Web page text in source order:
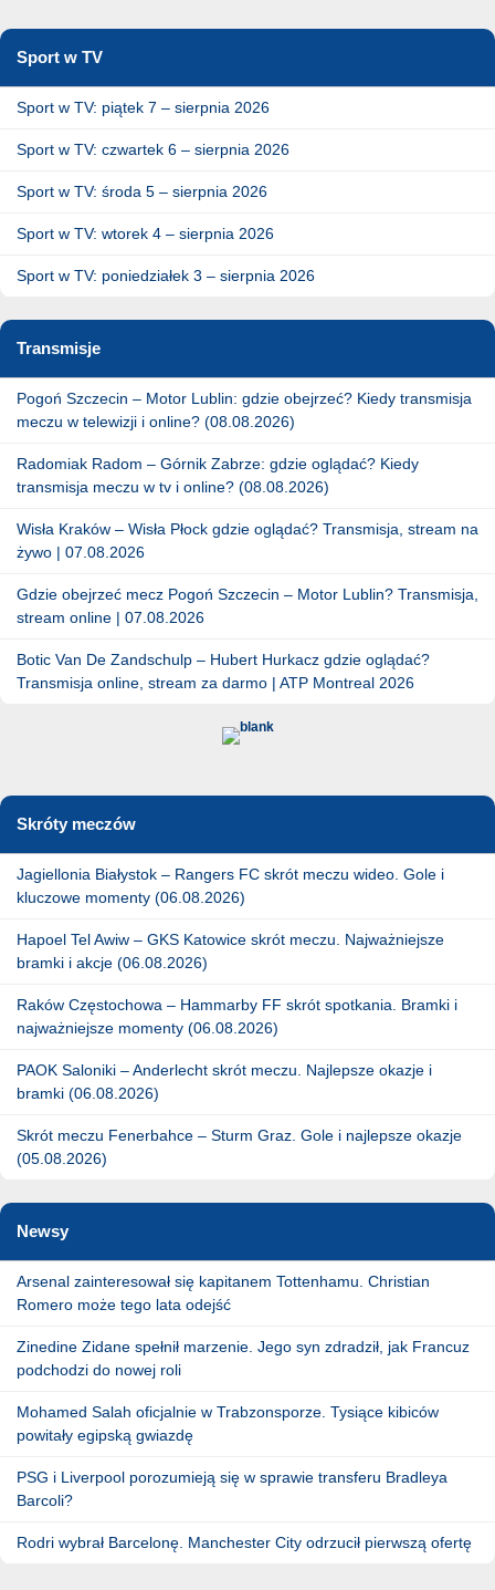
Sport w TV
Sport w TV: piątek 7 – sierpnia 2026
Sport w TV: czwartek 6 – sierpnia 2026
Sport w TV: środa 5 – sierpnia 2026
Sport w TV: wtorek 4 – sierpnia 2026
Sport w TV: poniedziałek 3 – sierpnia 2026
Transmisje
Pogoń Szczecin – Motor Lublin: gdzie obejrzeć? Kiedy transmisja
meczu w telewizji i online? (08.08.2026)
Radomiak Radom – Górnik Zabrze: gdzie oglądać? Kiedy
transmisja meczu w tv i online? (08.08.2026)
Wisła Kraków – Wisła Płock gdzie oglądać? Transmisja, stream na
żywo | 07.08.2026
Gdzie obejrzeć mecz Pogoń Szczecin – Motor Lublin? Transmisja,
stream online | 07.08.2026
Botic Van De Zandschulp – Hubert Hurkacz gdzie oglądać?
Transmisja online, stream za darmo | ATP Montreal 2026
Skróty meczów
Jagiellonia Białystok – Rangers FC skrót meczu wideo. Gole i
kluczowe momenty (06.08.2026)
Hapoel Tel Awiw – GKS Katowice skrót meczu. Najważniejsze
bramki i akcje (06.08.2026)
Raków Częstochowa – Hammarby FF skrót spotkania. Bramki i
najważniejsze momenty (06.08.2026)
PAOK Saloniki – Anderlecht skrót meczu. Najlepsze okazje i
bramki (06.08.2026)
Skrót meczu Fenerbahce – Sturm Graz. Gole i najlepsze okazje
(05.08.2026)
Newsy
Arsenal zainteresował się kapitanem Tottenhamu. Christian
Romero może tego lata odejść
Zinedine Zidane spełnił marzenie. Jego syn zdradził, jak Francuz
podchodzi do nowej roli
Mohamed Salah oficjalnie w Trabzonsporze. Tysiące kibiców
powitały egipską gwiazdę
PSG i Liverpool porozumieją się w sprawie transferu Bradleya
Barcoli?
Rodri wybrał Barcelonę. Manchester City odrzucił pierwszą ofertę